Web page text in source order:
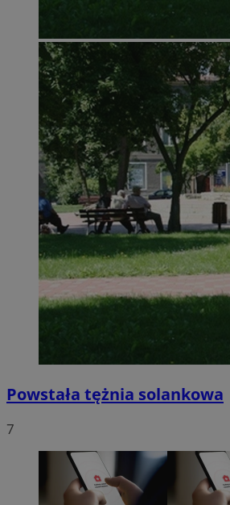
Powstała tężnia solankowa
7